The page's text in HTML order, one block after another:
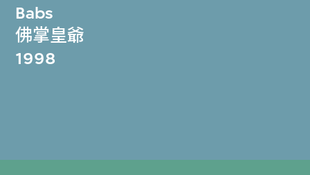
Babs
佛掌皇爺
1998